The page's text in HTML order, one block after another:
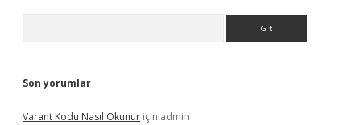
Son yorumlar
Varant Kodu Nasıl Okunur için admin